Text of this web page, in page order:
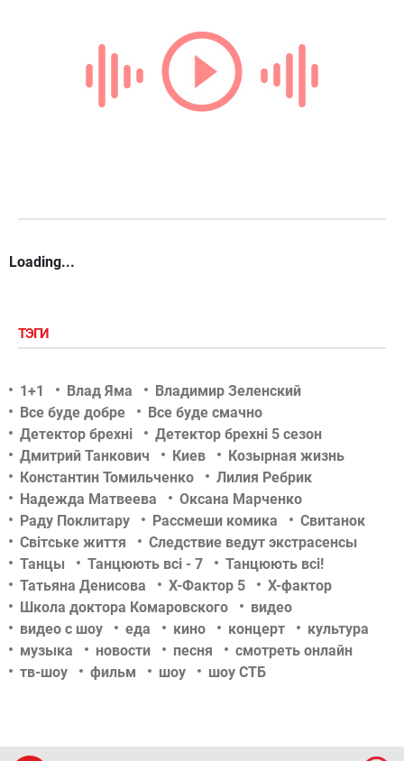
Loading...
ТЭГИ
1+1 Влад Яма
Владимир Зеленский
Все буде добре
Все буде смачно
Детектор брехні
Детектор брехні 5 сезон
Дмитрий Танкович
Киев
Козырная жизнь
Константин Томильченко
Лилия Ребрик
Надежда Матвеева
Оксана Марченко
Раду Поклитару
Рассмеши комика
Свитанок
Світське життя
Следствие ведут экстрасенсы
Танцы
Танцюють всі - 7
Танцюють всі!
Татьяна Денисова
Х-Фактор 5
Х-фактор
Школа доктора Комаровского
видео
видео с шоу
еда кино концерт
культура
музыка
новости песня
смотреть онлайн
тв-шоу
фильм шоу шоу СТБ